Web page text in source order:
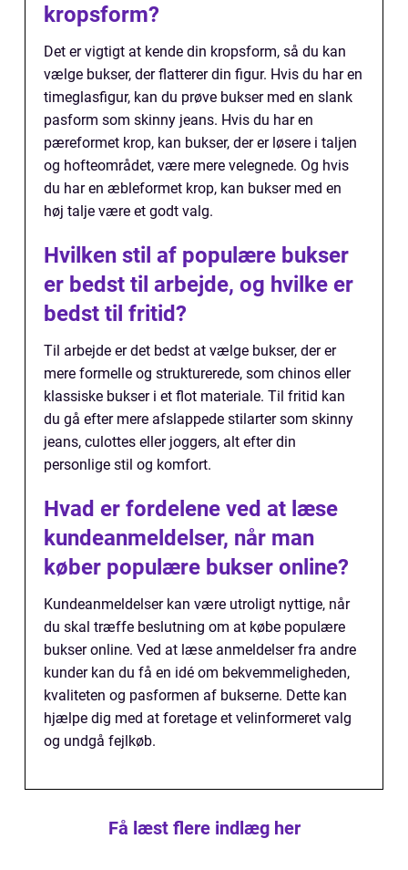
kropsform?
Det er vigtigt at kende din kropsform, så du kan
vælge bukser, der flatterer din figur. Hvis du har en
timeglasfigur, kan du prøve bukser med en slank
pasform som skinny jeans. Hvis du har en
pæreformet krop, kan bukser, der er løsere i taljen
og hofteområdet, være mere velegnede. Og hvis
du har en æbleformet krop, kan bukser med en
høj talje være et godt valg.
Hvilken stil af populære bukser
er bedst til arbejde, og hvilke er
bedst til fritid?
Til arbejde er det bedst at vælge bukser, der er
mere formelle og strukturerede, som chinos eller
klassiske bukser i et flot materiale. Til fritid kan
du gå efter mere afslappede stilarter som skinny
jeans, culottes eller joggers, alt efter din
personlige stil og komfort.
Hvad er fordelene ved at læse
kundeanmeldelser, når man
køber populære bukser online?
Kundeanmeldelser kan være utroligt nyttige, når
du skal træffe beslutning om at købe populære
bukser online. Ved at læse anmeldelser fra andre
kunder kan du få en idé om bekvemmeligheden,
kvaliteten og pasformen af bukserne. Dette kan
hjælpe dig med at foretage et velinformeret valg
og undgå fejlkøb.
Få læst flere indlæg her